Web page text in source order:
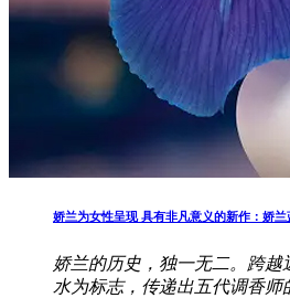
娇兰为女性呈现 具有非凡意义的新作：娇兰
娇兰的历史，独一无二。跨
水为标志，传递出五代调香师